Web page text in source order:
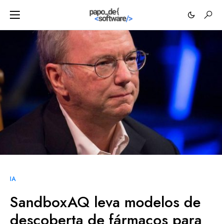
IA
SandboxAQ leva modelos de